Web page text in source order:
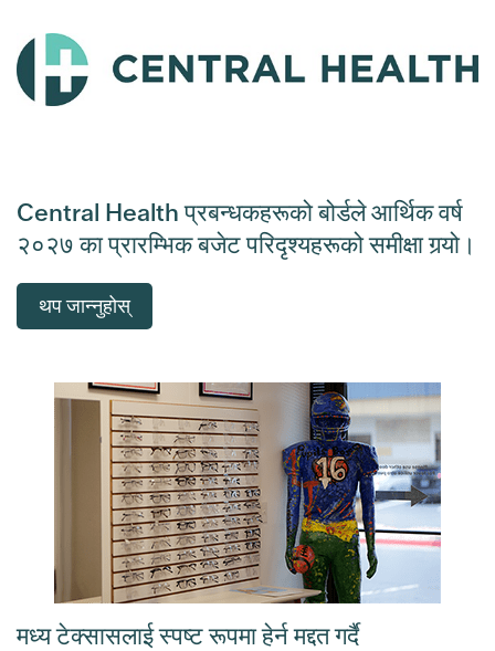
Central Health प्रबन्धकहरूको बोर्डले आर्थिक वर्ष
२०२७ का प्रारम्भिक बजेट परिदृश्यहरूको समीक्षा गर्‍यो।
थप जान्नुहोस्
मध्य टेक्सासलाई स्पष्ट रूपमा हेर्न मद्दत गर्दै